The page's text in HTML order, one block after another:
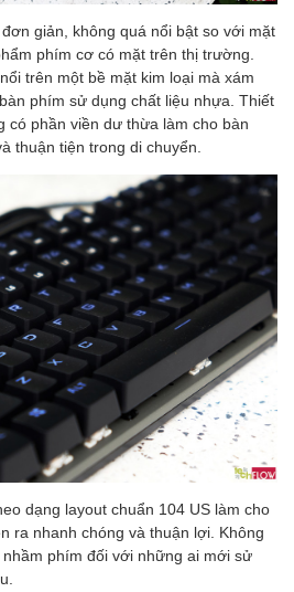
giản, không quá nổi bật so với mặt
phím cơ có mặt trên thị trường.
trên một bề mặt kim loại mà xám
phím sử dụng chất liệu nhựa. Thiết
có phần viền dư thừa làm cho bàn
thuận tiện trong di chuyển.
dạng layout chuẩn 104 US làm cho
ra nhanh chóng và thuận lợi. Không
phím đối với những ai mới sử